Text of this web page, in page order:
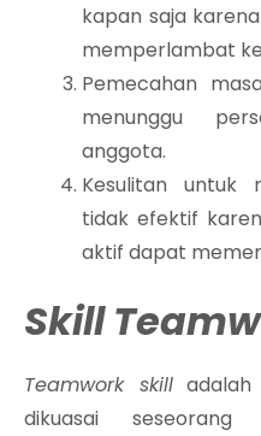
kapan saja
memperlambat
Pemecahan
menunggu
anggota.
Kesulitan untuk
tidak efektif
aktif dapat
Skill
Teamwork skilladalah
dikuasai